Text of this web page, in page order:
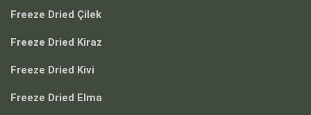
Freeze Dried Çilek
Freeze Dried Kiraz
Freeze Dried Kivi
Freeze Dried Elma